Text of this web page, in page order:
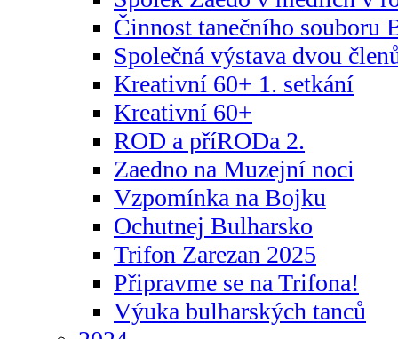
Činnost tanečního souboru
Společná výstava dvou
Kreativní 60+ 1. setkání
Kreativní 60+
ROD a příRODa 2.
Zaedno na Muzejní noci
Vzpomínka na Bojku
Ochutnej Bulharsko
Trifon Zarezan 2025
Připravme se na Trifona!
Výuka bulharských tanců